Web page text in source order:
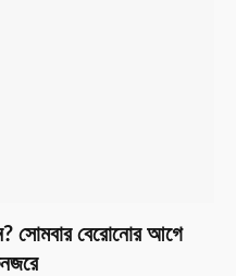
সোমবার বেরোনোর আগে